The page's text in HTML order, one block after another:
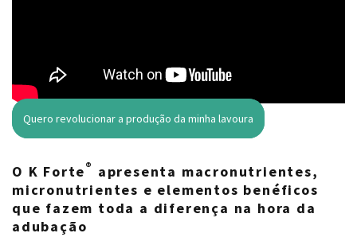
Quero revolucionar a produção da minha lavoura
O K Forte® apresenta macronutrientes,
micronutrientes e elementos benéficos
que fazem toda a diferença na hora da
adubação